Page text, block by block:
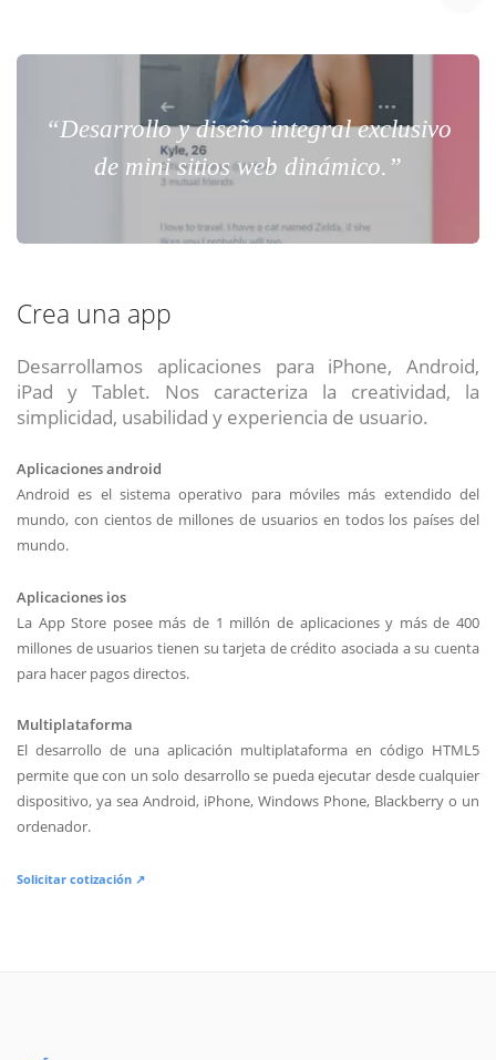
“Desarrollo y diseño integral exclusivo
de mini sitios web dinámico.”
Crea una app
Desarrollamos aplicaciones para iPhone, Android,
iPad y Tablet. Nos caracteriza la creatividad, la
simplicidad, usabilidad y experiencia de usuario.
Aplicaciones android
Android es el sistema operativo para móviles más extendido del
mundo, con cientos de millones de usuarios en todos los países del
mundo.
Aplicaciones ios
La App Store posee más de 1 millón de aplicaciones y más de 400
millones de usuarios tienen su tarjeta de crédito asociada a su cuenta
para hacer pagos directos.
Multiplataforma
El desarrollo de una aplicación multiplataforma en código HTML5
permite que con un solo desarrollo se pueda ejecutar desde cualquier
dispositivo, ya sea Android, iPhone, Windows Phone, Blackberry o un
ordenador.
Solicitar cotización ↗